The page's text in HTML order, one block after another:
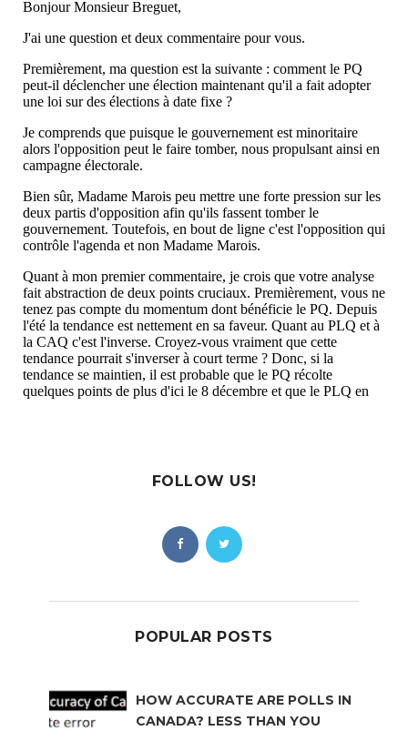
FOLLOW US!
POPULAR POSTS
HOW ACCURATE ARE POLLS IN
CANADA? LESS THAN YOU